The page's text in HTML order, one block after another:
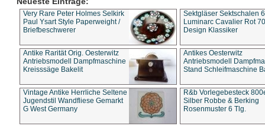
Very Rare Peter Holmes Selkirk
Paul Ysart Style Paperweight /
Briefbeschwerer
Sektgläser Sektschalen
Luminarc Cavalier Rot
Design Klassiker
Antike Rarität Orig. Oesterwitz
Antriebsmodell Dampfmaschine
Kreisssäge Bakelit
Antikes Oesterwitz
Antriebsmodell
Stand Schleifmaschine
Vintage Antike Herrliche Seltene
Jugendstil Wandfliese Gemarkt
G West Germany
R&b Vorlegebesteck
Silber Robbe & Berking
Rosenmuster 6 Tlg.